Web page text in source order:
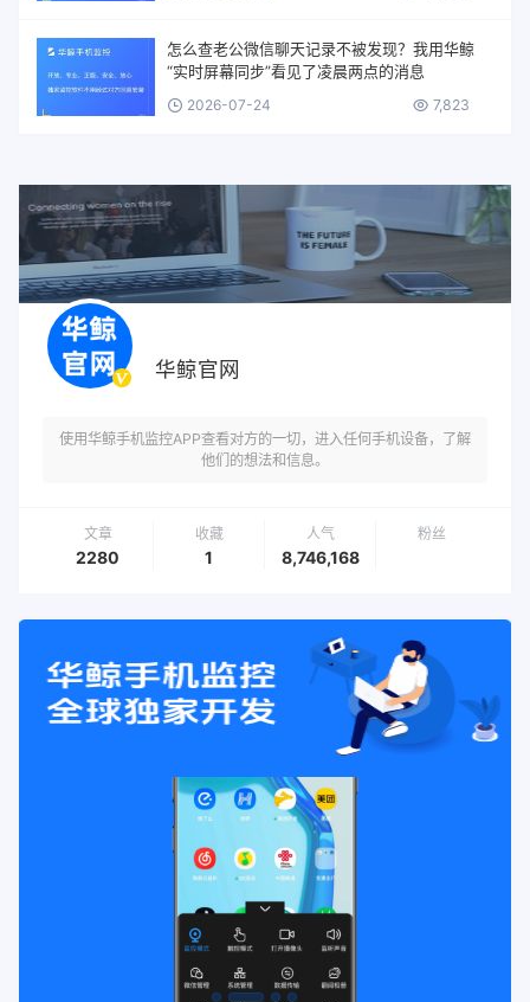
怎么查老公微信聊天记录不被发现？我用华鲸
“实时屏幕同步”看见了凌晨两点的消息
2026-07-24 7,823
华鲸官网
使用华鲸手机监控APP查看对方的一切，进入任何手机设备，了解
他们的想法和信息。
文章
2280
收藏
1
人气
8,746,168
粉丝